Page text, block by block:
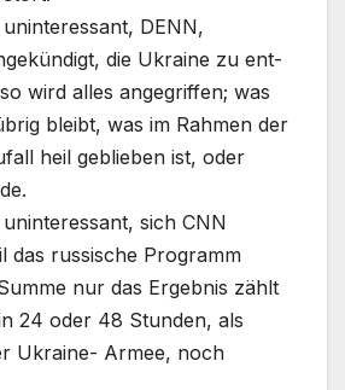
DENN,
die Ukraine zu ent-
wird alles angegriffen; was
bleibt, was im Rahmen der
heil geblieben ist, oder
sich CNN
das russische Programm
nur das Ergebnis zählt
24 oder 48 Stunden, als
Ukraine- Armee, noch